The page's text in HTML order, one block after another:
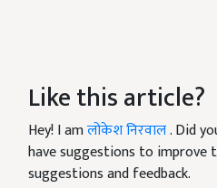
Like this article?
Hey! I amलोकेश निरवाल. Did
have suggestions to improve
suggestions and feedback.